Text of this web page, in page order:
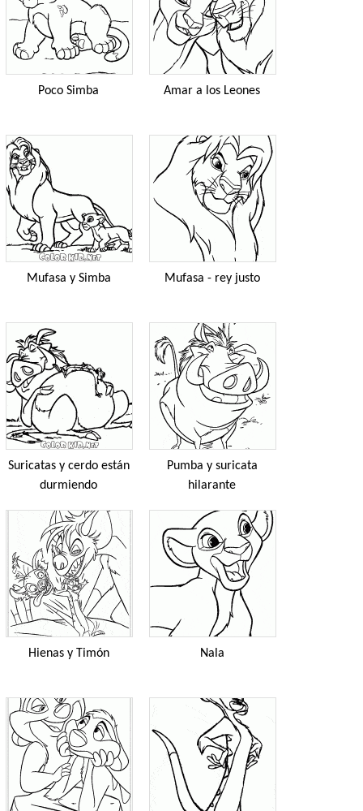
Poco Simba Amar a los Leones
Mufasa y Simba Mufasa - rey justo
Suricatas y cerdo están
durmiendo
Pumba y suricata
hilarante
Hienas y Timón Nala